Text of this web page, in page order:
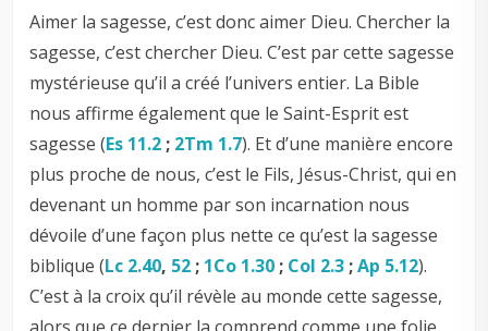
Aimer la sagesse, c’est donc aimer Dieu. Chercher la
sagesse, c’est chercher Dieu. C’est par cette sagesse
mystérieuse qu’il a créé l’univers entier. La Bible
nous affirme également que le Saint-Esprit est
sagesse (Es 11.2 ; 2Tm 1.7). Et d’une manière encore
plus proche de nous, c’est le Fils, Jésus-Christ, qui en
devenant un homme par son incarnation nous
dévoile d’une façon plus nette ce qu’est la sagesse
biblique (Lc 2.40, 52 ; 1Co 1.30 ; Col 2.3 ;Ap 5.12).
C’est à la croix qu’il révèle au monde cette sagesse,
alors que ce dernier la comprend comme une folie